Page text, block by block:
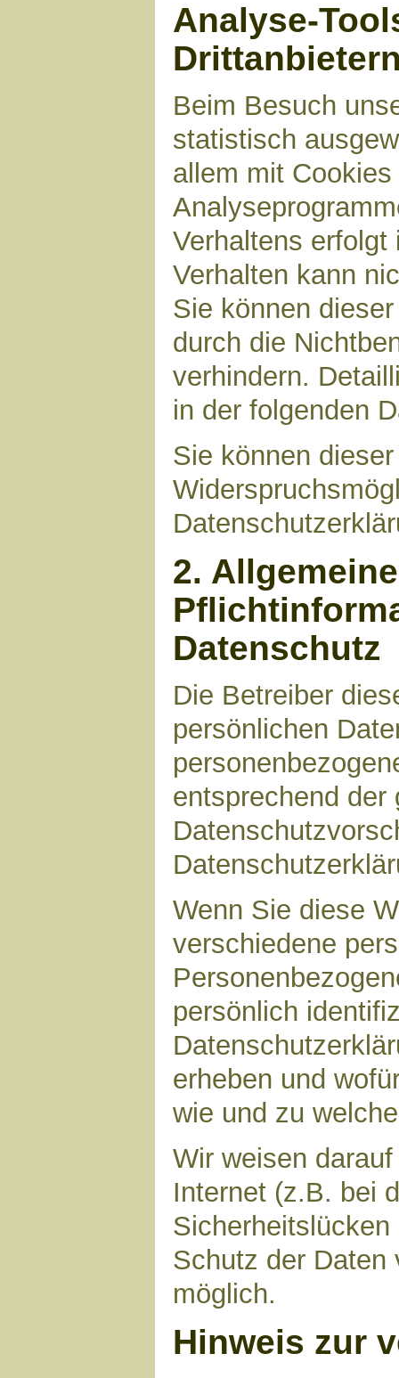
Analyse-
Beim Besuch
statistisch
allem mit
Verhaltens
Verhalten kann
Sie können
durch die
verhindern.
in der folgenden
Sie können
2.
Datenschutz
Die Betreiber
persönlichen
entsprechend der
Wenn Sie diese
verschiedene
persönlich
erheben und
wie und zu
Wir weisen
Internet (z.B. bei
Schutz der Daten
möglich.
Hinweis zur